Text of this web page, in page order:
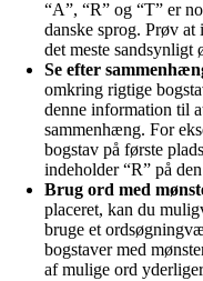
“A”, “R” og “T” er
danske sprog. Prøv
det meste sandsynligt
Se efter
omkring rigtige
denne information til
sammenhæng. For
bogstav på første
indeholder “R” på
Brug ord med
placeret, kan du
bruge et
bogstaver med
af ​​mulige ord